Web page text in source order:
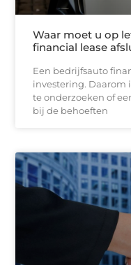
Waar moet u op
financial lease
Een bedrijfsauto
investering. Daarom
te onderzoeken of
bij de behoeften